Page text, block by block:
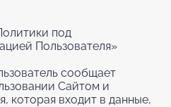
под
Пользователя»
сообщает
Сайтом и
которая входит в данные,